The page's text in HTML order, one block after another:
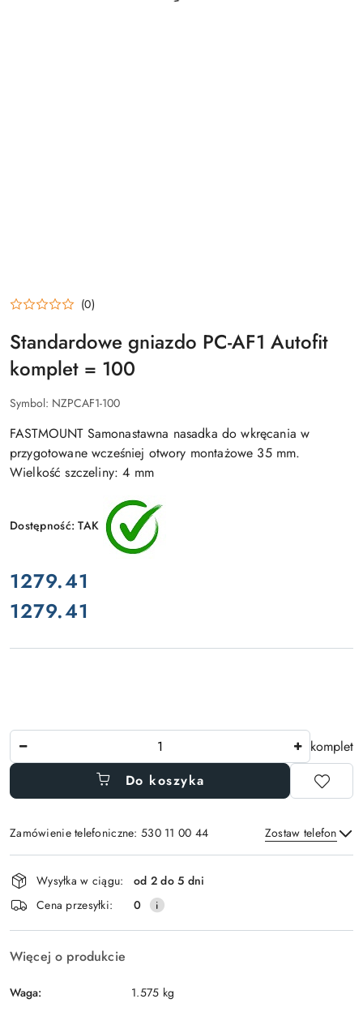
(0)
Standardowe gniazdo PC-AF1 Autofit
komplet = 100
Symbol: NZPCAF1-100
FASTMOUNT Samonastawna nasadka do wkręcania w
przygotowane wcześniej otwory montażowe 35 mm.
Wielkość szczeliny: 4 mm
Dostępność:TAK
cena:
1279.41
Cena:
1279.41
komplet
Do koszyka
Zamówienie telefoniczne: 530 11 00 44 Zostaw telefon
Wyślij
Dostępność
i
dostawa
Wysyłka w ciągu:
od 2 do 5 dni
Cena przesyłki:
0
Więcej o produkcie
Waga: 1.575 kg